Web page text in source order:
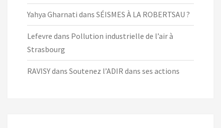
Yahya Gharnati dans SÉISMES À LA ROBERTSAU ?
Lefevre dans Pollution industrielle de l’air à
Strasbourg
RAVISYdans Soutenez l’ADIR dans ses actions